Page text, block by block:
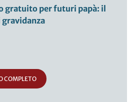
gratuito per futuri papà: il
COMPLETO